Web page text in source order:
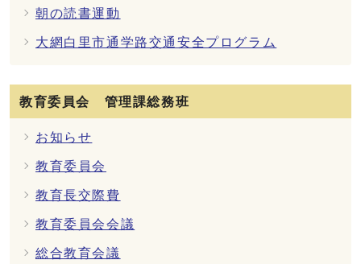
朝の読書運動
大網白里市通学路交通安全プログラム
教育委員会 管理課総務班
お知らせ
教育委員会
教育長交際費
教育委員会会議
総合教育会議